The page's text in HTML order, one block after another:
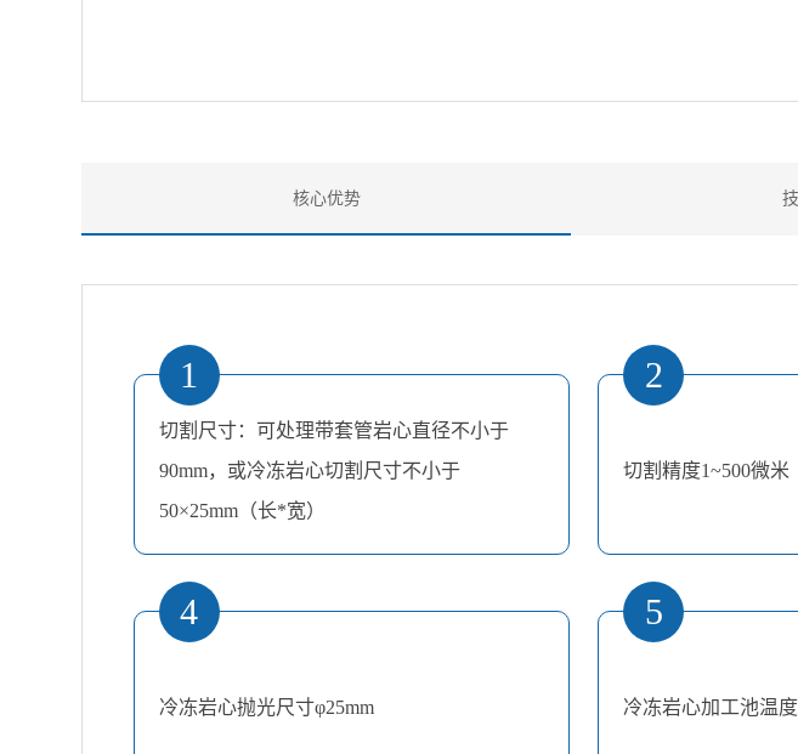
核心优势
切割尺寸：可处理带套管岩心直径不小于
90mm，或冷冻岩心切割尺寸不小于
50×25mm（长*宽）
1
切割精度1~500微米
2
冷冻岩心抛光尺寸φ25mm
4
冷冻岩心加工池温
5